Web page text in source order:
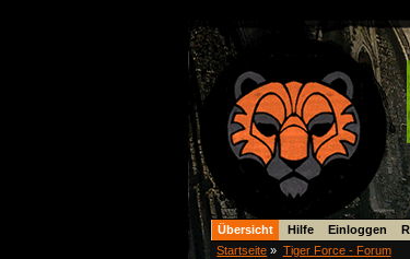
Übersicht Hilfe Einloggen
Startseite » Tiger Force - Forum